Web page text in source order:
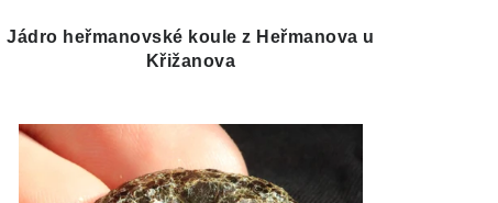
Jádro heřmanovské koule z Heřmanova u
Křižanova